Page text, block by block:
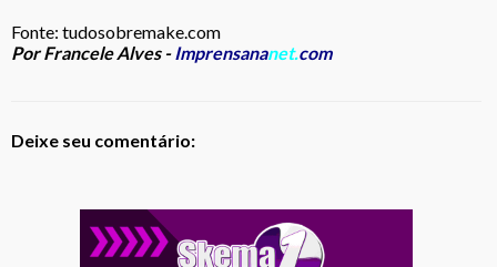
Fonte: tudosobremake.com
Por Francele Alves - Imprensananet.com
Deixe seu comentário: